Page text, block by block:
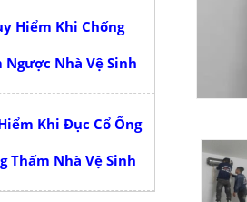
Hiểm Khi Chống
Ngược Nhà Vệ Sinh
Khi Đục Cổ Ống
Thấm Nhà Vệ Sinh